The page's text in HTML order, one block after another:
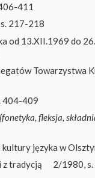
411
217-218
od 13.XII.1969 do
Towarzystwa
404-409
fleksja,
kultury języka w
z tradycją
2/1980,